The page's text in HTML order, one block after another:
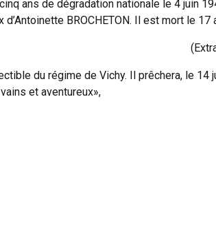
ans de dégradation nationale le 4 juin
BROCHETON. Il est mort le
du régime de Vichy. Il prêchera, le
et aventureux»,